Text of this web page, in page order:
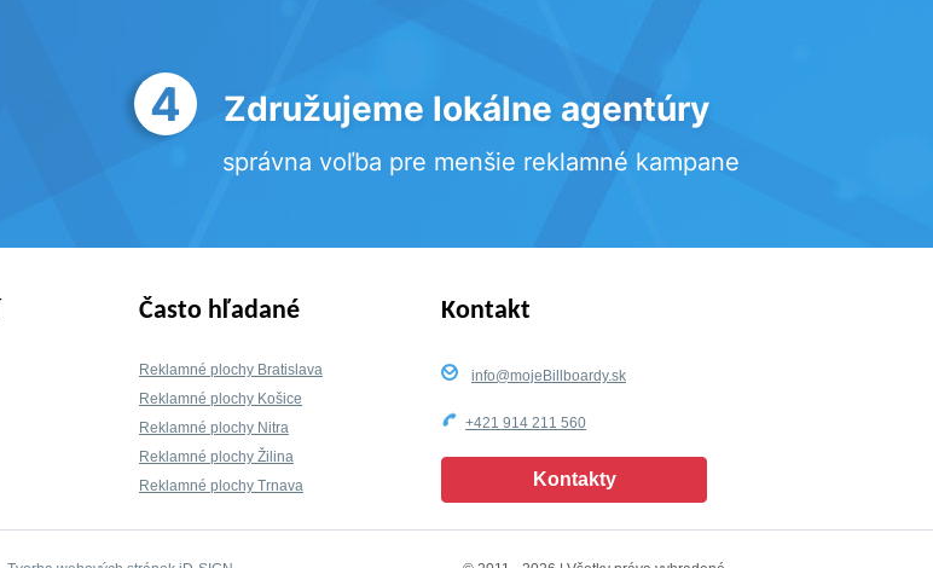
4 Združujeme lokálne agentúry
správna voľba pre menšie reklamné kampane
Často hľadané
Reklamné plochy Bratislava
Reklamné plochy Košice
Reklamné plochy Nitra
Reklamné plochy Žilina
Reklamné plochy Trnava
Kontakt
info@mojeBillboardy.sk
+421 914 211 560
Kontakty